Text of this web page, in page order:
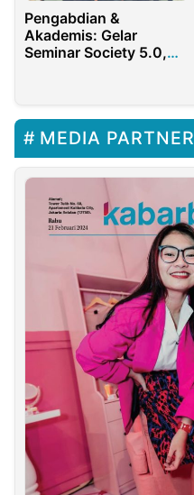
Pengabdian &
Akademis: Gelar
Seminar Society 5.0,
Implementasikan Tugas
dari Dosen Fauziah
Saragih
MEDIA PARTNER